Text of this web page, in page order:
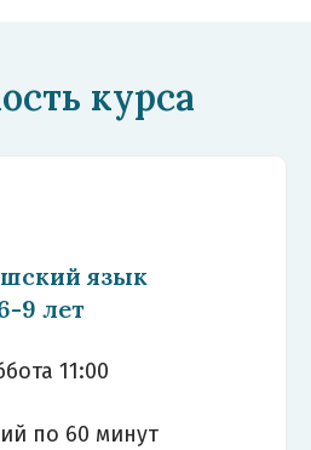
курса
язык
9 лет
11:00
по 60 минут